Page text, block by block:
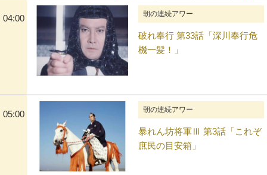
04:00 朝の連続アワー
破れ奉行 第33話「深川奉行危
機一髪！」
05:00 朝の連続アワー
暴れん坊将軍Ⅲ 第3話「これぞ
庶民の目安箱」